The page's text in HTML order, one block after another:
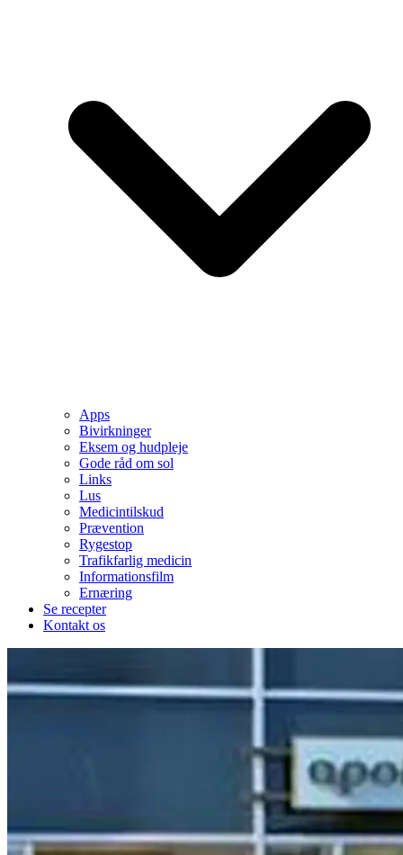
Apps
Bivirkninger
Eksem og hudpleje
Gode råd om sol
Links
Lus
Medicintilskud
Prævention
Rygestop
Trafikfarlig medicin
Informationsfilm
Ernæring
Se recepter
Kontakt os